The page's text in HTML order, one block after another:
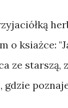
o ksiażce:
ze starszą,